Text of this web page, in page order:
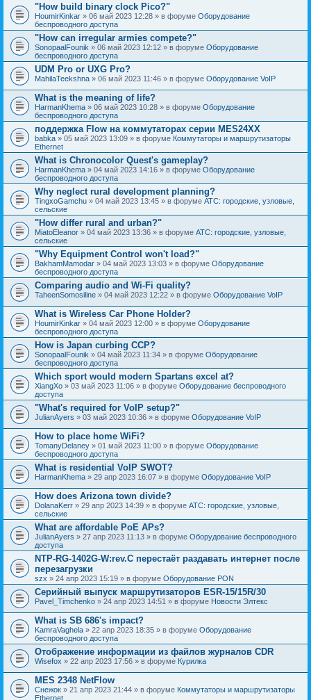
"How build binary clock Pico?"
HoumirKinkar » 06 май 2023 12:28 » в форуме Оборудование
беспроводного доступа
"How can irregular armies compete?"
SonopaalFounik » 06 май 2023 12:12 » в форуме Оборудование
беспроводного доступа
UDM Pro or UXG Pro?
MahilaTeekshna » 06 май 2023 11:46 » в форуме Оборудование VoIP
What is the meaning of life?
HarmanKhema » 06 май 2023 10:28 » в форуме Оборудование
беспроводного доступа
поддержка Flow на коммутаторах серии MES24XX
babka » 05 май 2023 13:09 » в форуме Коммутаторы и маршрутизаторы
Ethernet
What is Chronocolor Quest's gameplay?
HarmanKhema » 04 май 2023 14:16 » в форуме Оборудование
беспроводного доступа
Why neglect rural development planning?
TingxoGamchu » 04 май 2023 13:45 » в форуме АТС: городские, узловые,
сельские
"How differ rural and urban?"
MiatoEleanor » 04 май 2023 13:36 » в форуме АТС: городские, узловые,
сельские
"Why Equipment Control won't load?"
BakhamMamodar » 04 май 2023 13:03 » в форуме Оборудование
беспроводного доступа
Comparing audio and Wi-Fi quality?
TaheenSomosiline » 04 май 2023 12:22 » в форуме Оборудование VoIP
What is Wireless Car Phone Holder?
HoumirKinkar » 04 май 2023 12:00 » в форуме Оборудование
беспроводного доступа
How is Japan curbing CCP?
SonopaalFounik » 04 май 2023 11:34 » в форуме Оборудование
беспроводного доступа
Which sport would modern Spartans excel at?
XiangXo » 03 май 2023 11:06 » в форуме Оборудование беспроводного
доступа
"What's required for VoIP setup?"
JulianAyers » 03 май 2023 10:36 » в форуме Оборудование VoIP
How to place home WiFi?
TomanyDelaney » 01 май 2023 11:00 » в форуме Оборудование
беспроводного доступа
What is residential VoIP SWOT?
HarmanKhema » 29 апр 2023 16:07 » в форуме Оборудование VoIP
How does Arizona town divide?
DolanaKerr » 29 апр 2023 14:39 » в форуме АТС: городские, узловые,
сельские
What are affordable PoE APs?
JulianAyers » 27 апр 2023 11:13 » в форуме Оборудование беспроводного
доступа
NTP-RG-1402G-W:rev.C перестаёт раздавать интернет после
перезагрузки
szx » 24 апр 2023 15:19 » в форуме Оборудование PON
Серийный выпуск маршрутизаторов ESR-15/15R/30
Pavel_Timchenko » 24 апр 2023 14:51 » в форуме Новости Элтекс
What is SB 686's impact?
KamraVaghela » 22 апр 2023 18:35 » в форуме Оборудование
беспроводного доступа
Отображение информации из файлов журналов CDR
Wisefox » 22 апр 2023 17:56 » в форуме Курилка
MES 2348 NetFlow
Снежок » 21 апр 2023 21:44 » в форуме Коммутаторы и маршрутизаторы
Ethernet